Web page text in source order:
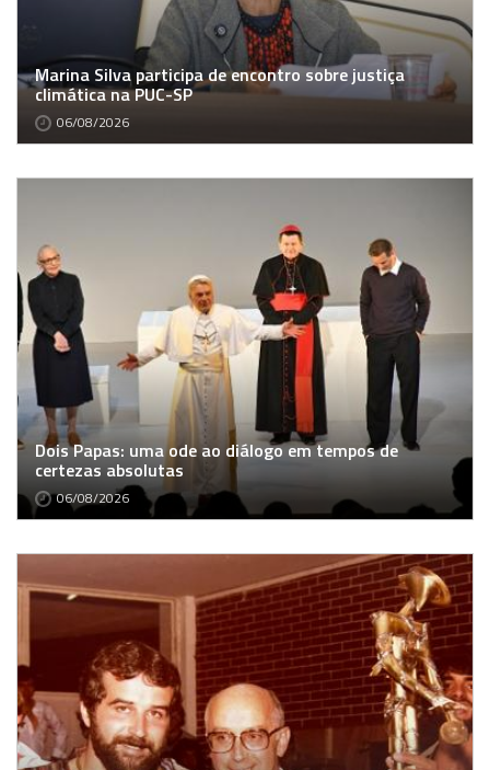
Marina Silva participa de encontro sobre justiça
climática na PUC-SP
06/08/2026
Dois Papas: uma ode ao diálogo em tempos de
certezas absolutas
06/08/2026